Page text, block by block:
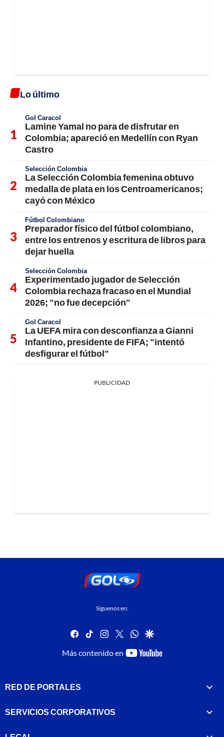
Lo último
Gol Caracol
Lamine Yamal no para de disfrutar en
Colombia; apareció en Medellín con Ryan
Castro
Selección Colombia
La Selección Colombia femenina obtuvo
medalla de plata en los Centroamericanos;
cayó con México
Fútbol Colombiano
Preparador físico del fútbol colombiano,
entre los entrenos y escritura de libros para
dejar huella
Selección Colombia
Experimentado jugador de Selección
Colombia rechaza fracaso en el Mundial
2026; "no fue decepción"
Gol Caracol
La UEFA mira con desconfianza a Gianni
Infantino, presidente de FIFA; "intentó
desfigurar el fútbol"
PUBLICIDAD
Síguenos en:
facebook
tiktok instagram
twitterwhatsapp
google
Más contenido en
youtube-
RED DE PORTALES
SERVICIOS CORPORATIVOS